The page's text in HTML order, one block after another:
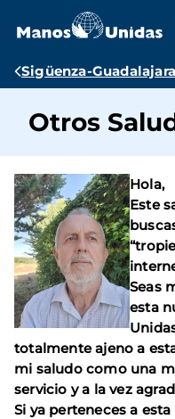
contenido
Ruta
navegación
Sigüenza-Guadalajara
Otros
Hola,
Este
Seas
esta
totalmente ajeno a
mi saludo como una
servicio y a la vez
Si ya perteneces a